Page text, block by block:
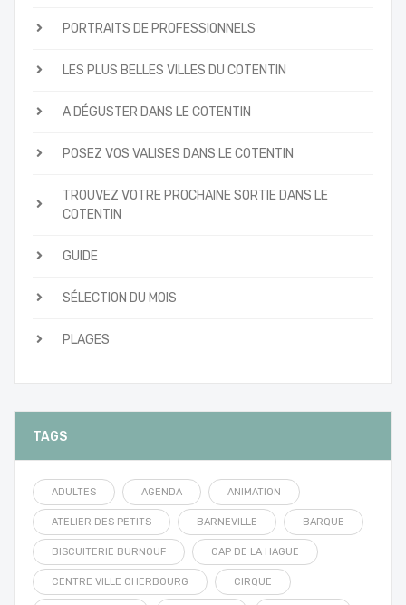
PORTRAITS DE PROFESSIONNELS
LES PLUS BELLES VILLES DU COTENTIN
A DÉGUSTER DANS LE COTENTIN
POSEZ VOS VALISES DANS LE COTENTIN
TROUVEZ VOTRE PROCHAINE SORTIE DANS LE
COTENTIN
GUIDE
SÉLECTION DU MOIS
PLAGES
TAGS
ADULTES AGENDA ANIMATION
ATELIER DES PETITS BARNEVILLE BARQUE
BISCUITERIE BURNOUF CAP DE LA HAGUE
CENTRE VILLE CHERBOURG CIRQUE